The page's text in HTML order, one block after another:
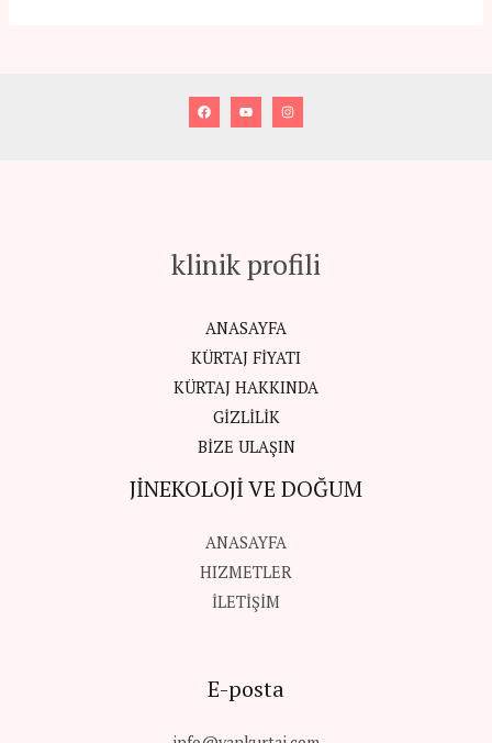
klinik profili
ANASAYFA
KÜRTAJ FİYATI
KÜRTAJ HAKKINDA
GİZLİLİK
BİZE ULAŞIN
JİNEKOLOJİ VE DOĞUM
ANASAYFA
HIZMETLER
İLETİŞİM
E-posta